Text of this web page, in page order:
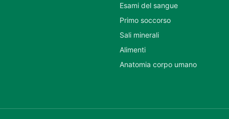
Esami del sangue
Primo soccorso
Sali minerali
Alimenti
Anatomia corpo umano